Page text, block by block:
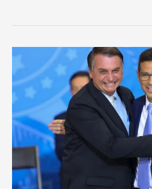
Filho;
armados
chamaram
vítima
e
dispararam
Diante
de
pressão
de
Lula,
aliados
de
Campos
Neto